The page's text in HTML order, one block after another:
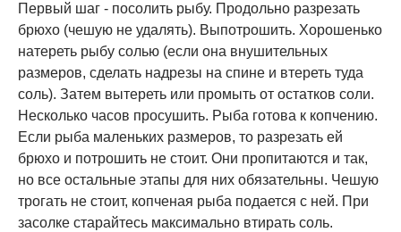
Первый шаг - посолить рыбу. Продольно разрезать
брюхо (чешую не удалять). Выпотрошить. Хорошенько
натереть рыбу солью (если она внушительных
размеров, сделать надрезы на спине и втереть туда
соль). Затем вытереть или промыть от остатков соли.
Несколько часов просушить. Рыба готова к копчению.
Если рыба маленьких размеров, то разрезать ей
брюхо и потрошить не стоит. Они пропитаются и так,
но все остальные этапы для них обязательны. Чешую
трогать не стоит, копченая рыба подается с ней. При
засолке старайтесь максимально втирать соль.